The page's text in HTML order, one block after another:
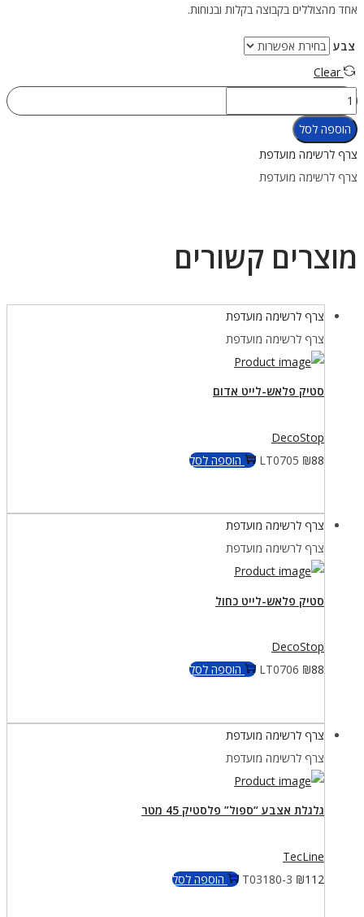
אחד מהצוללים בקבוצה בקלות ובנוחות.
צבע
Clear
כמות
של
מראה
לצולל
הוספה לסל
צרף לרשימה מועדפת
צרף לרשימה מועדפת
מוצרים קשורים
צרף לרשימה מועדפת
צרף לרשימה מועדפת
סטיק פלאש-לייט אדום
DecoStop
LT0705 ₪88 הוספה לסל
צרף לרשימה מועדפת
צרף לרשימה מועדפת
סטיק פלאש-לייט כחול
DecoStop
LT0706 ₪88 הוספה לסל
צרף לרשימה מועדפת
צרף לרשימה מועדפת
גלגלת אצבע “ספול” פלסטיק 45 מטר
TecLine
T03180-3 ₪112 הוספה לסל